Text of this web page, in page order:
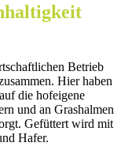
Betrieb
Hier haben
die hofeigene
und an Grashalmen
Gefüttert wird mit
Hafer.